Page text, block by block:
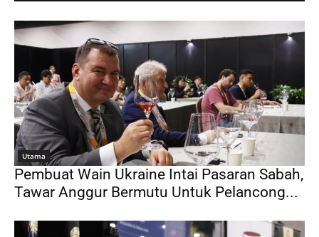
Utama
Pembuat Wain Ukraine Intai Pasaran Sabah,
Tawar Anggur Bermutu Untuk Pelancong...